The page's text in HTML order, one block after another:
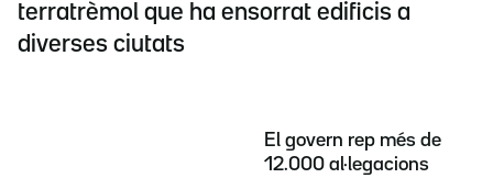
terratrèmol que ha ensorrat edificis a
diverses ciutats
El govern rep més de
12.000 al·legacions